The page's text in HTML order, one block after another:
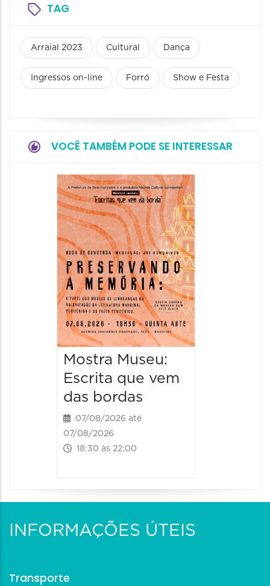
TAG
Arraial 2023 Cultural Dança
Ingressos on-line Forró Show e Festa
VOCÊ TAMBÉM PODE SE INTERESSAR
Mostra Museu:
Escrita que vem
das bordas
07/08/2026 até
07/08/2026
18:30 às 22:00
INFORMAÇÕES ÚTEIS
Transporte